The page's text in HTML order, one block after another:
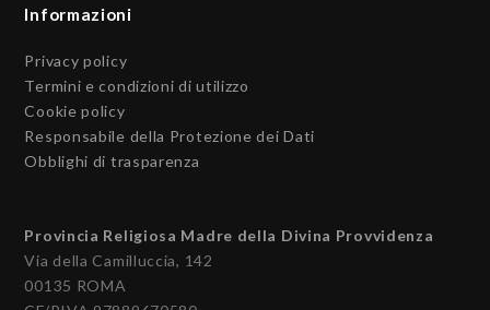
Informazioni
Privacy policy
Termini e condizioni di utilizzo
Cookie policy
Responsabile della Protezione dei Dati
Obblighi di trasparenza
Provincia Religiosa Madre della Divina Provvidenza
Via della Camilluccia, 142
00135 ROMA